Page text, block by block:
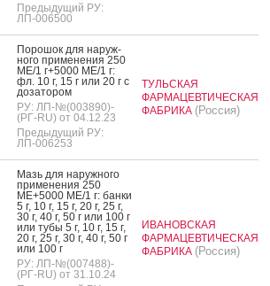
Предыдущий РУ:
ЛП-006500
По­рошок для на­руж­
но­го при­мене­ния 250
МЕ/1 г+5000 МЕ/1 г:
фл. 10 г, 15 г или 20 г с
до­зато­ром
РУ: ЛП-№(003890)-
(РГ-RU) от 04.12.23
Предыдущий РУ:
ЛП-006253
ТУЛЬСКАЯ
ФАРМАЦЕВТИЧЕСКАЯ
ФАБРИКА (Россия)
Мазь для на­руж­но­го
при­мене­ния 250
МЕ+5000 МЕ/1 г: бан­ки
5 г, 10 г, 15 г, 20 г, 25 г,
30 г, 40 г, 50 г или 100 г
или ту­бы 5 г, 10 г, 15 г,
20 г, 25 г, 30 г, 40 г, 50 г
или 100 г
РУ: ЛП-№(007488)-
(РГ-RU) от 31.10.24
ИВАНОВСКАЯ
ФАРМАЦЕВТИЧЕСКАЯ
ФАБРИКА (Россия)